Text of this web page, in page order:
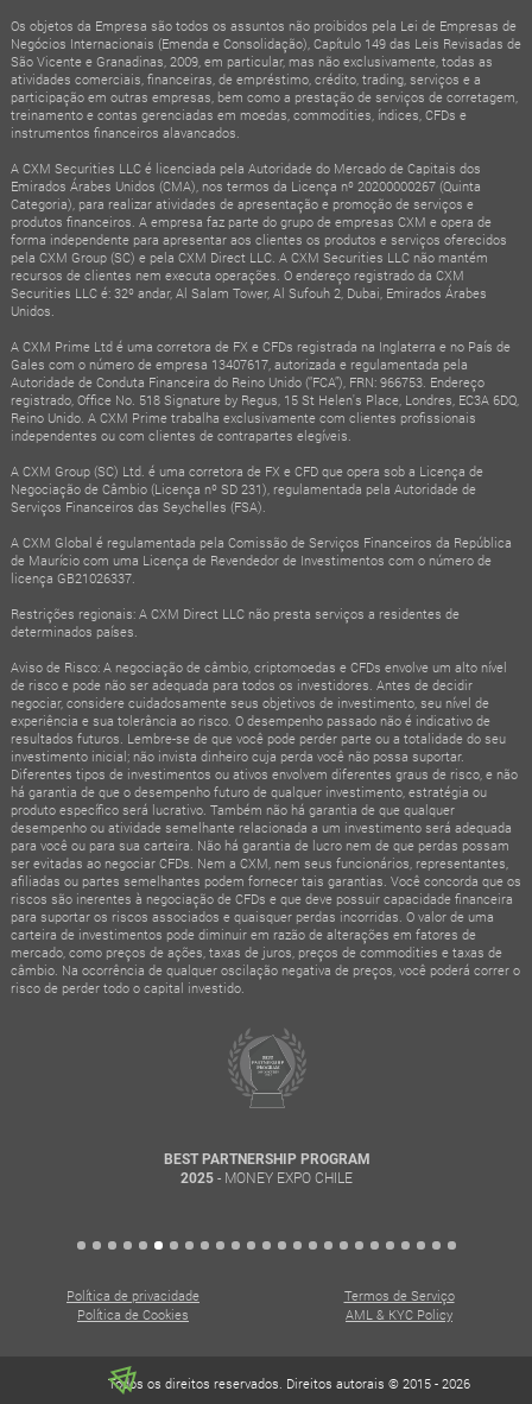
Os objetos da Empresa são todos os assuntos não proibidos pela Lei de Empresas de
Negócios Internacionais (Emenda e Consolidação), Capítulo 149 das Leis Revisadas de
São Vicente e Granadinas, 2009, em particular, mas não exclusivamente, todas as
atividades comerciais, financeiras, de empréstimo, crédito, trading, serviços e a
participação em outras empresas, bem como a prestação de serviços de corretagem,
treinamento e contas gerenciadas em moedas, commodities, índices, CFDs e
instrumentos financeiros alavancados.
A CXM Securities LLC é licenciada pela Autoridade do Mercado de Capitais dos
Emirados Árabes Unidos (CMA), nos termos da Licença nº 20200000267 (Quinta
Categoria), para realizar atividades de apresentação e promoção de serviços e
produtos financeiros. A empresa faz parte do grupo de empresas CXM e opera de
forma independente para apresentar aos clientes os produtos e serviços oferecidos
pela CXM Group (SC) e pela CXM Direct LLC. A CXM Securities LLC não mantém
recursos de clientes nem executa operações. O endereço registrado da CXM
Securities LLC é: 32º andar, Al Salam Tower, Al Sufouh 2, Dubai, Emirados Árabes
Unidos.
A CXM Prime Ltd é uma corretora de FX e CFDs registrada na Inglaterra e no País de
Gales com o número de empresa 13407617, autorizada e regulamentada pela
Autoridade de Conduta Financeira do Reino Unido (“FCA”), FRN: 966753. Endereço
registrado, Office No. 518 Signature by Regus, 15 St Helen's Place, Londres, EC3A 6DQ,
Reino Unido. A CXM Prime trabalha exclusivamente com clientes profissionais
independentes ou com clientes de contrapartes elegíveis.
A CXM Group (SC) Ltd. é uma corretora de FX e CFD que opera sob a Licença de
Negociação de Câmbio (Licença nº SD 231), regulamentada pela Autoridade de
Serviços Financeiros das Seychelles (FSA).
A CXM Global é regulamentada pela Comissão de Serviços Financeiros da República
de Maurício com uma Licença de Revendedor de Investimentos com o número de
licença GB21026337.
Restrições regionais: A CXM Direct LLC não presta serviços a residentes de
determinados países.
Aviso de Risco: A negociação de câmbio, criptomoedas e CFDs envolve um alto nível
de risco e pode não ser adequada para todos os investidores. Antes de decidir
negociar, considere cuidadosamente seus objetivos de investimento, seu nível de
experiência e sua tolerância ao risco. O desempenho passado não é indicativo de
resultados futuros. Lembre-se de que você pode perder parte ou a totalidade do seu
investimento inicial; não invista dinheiro cuja perda você não possa suportar.
Diferentes tipos de investimentos ou ativos envolvem diferentes graus de risco, e não
há garantia de que o desempenho futuro de qualquer investimento, estratégia ou
produto específico será lucrativo. Também não há garantia de que qualquer
desempenho ou atividade semelhante relacionada a um investimento será adequada
para você ou para sua carteira. Não há garantia de lucro nem de que perdas possam
ser evitadas ao negociar CFDs. Nem a CXM, nem seus funcionários, representantes,
afiliadas ou partes semelhantes podem fornecer tais garantias. Você concorda que os
riscos são inerentes à negociação de CFDs e que deve possuir capacidade financeira
para suportar os riscos associados e quaisquer perdas incorridas. O valor de uma
carteira de investimentos pode diminuir em razão de alterações em fatores de
mercado, como preços de ações, taxas de juros, preços de commodities e taxas de
câmbio. Na ocorrência de qualquer oscilação negativa de preços, você poderá correr o
risco de perder todo o capital investido.
BEST PARTNERSHIP PROGRAM
2025 - MONEY EXPO CHILE
Política de privacidade
Termos de Serviço
Política de Cookies
AML & KYC Policy
Todos os direitos reservados. Direitos autorais © 2015 - 2026